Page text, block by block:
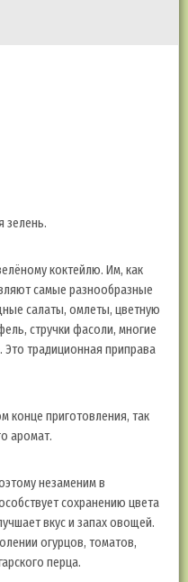
зелень.
коктейлю. Им, как
самые разнообразные
салаты, омлеты, цветную
стручки фасоли, многие
Это традиционная приправа
конце приготовления, так
аромат.
незаменим в
сохранению цвета
вкус и запах овощей.
огурцов, томатов,
перца.